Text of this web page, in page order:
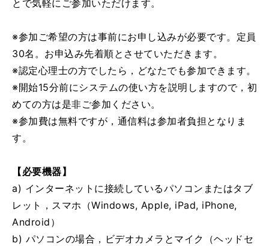
とで気軽にご参加いただけます。
※参加ご希望の方は事前にお申し込みが必要です。定員
30名。お申込み先着順とさせていただきます。
※認定心理士の方でしたら，どなたでも参加できます。
※開始15分前にシステムの使い方を説明しますので，初
めての方は是非ご参加ください。
※参加費は無料ですが，通信料は参加者負担となりま
す。
【必要機器】
a) インターネットに接続しているパソコンまたはタブ
レット，スマホ（Windows, Apple, iPad, iPhone,
Android）
b) パソコンの場合，ビデオカメラとマイク（ヘッドセ